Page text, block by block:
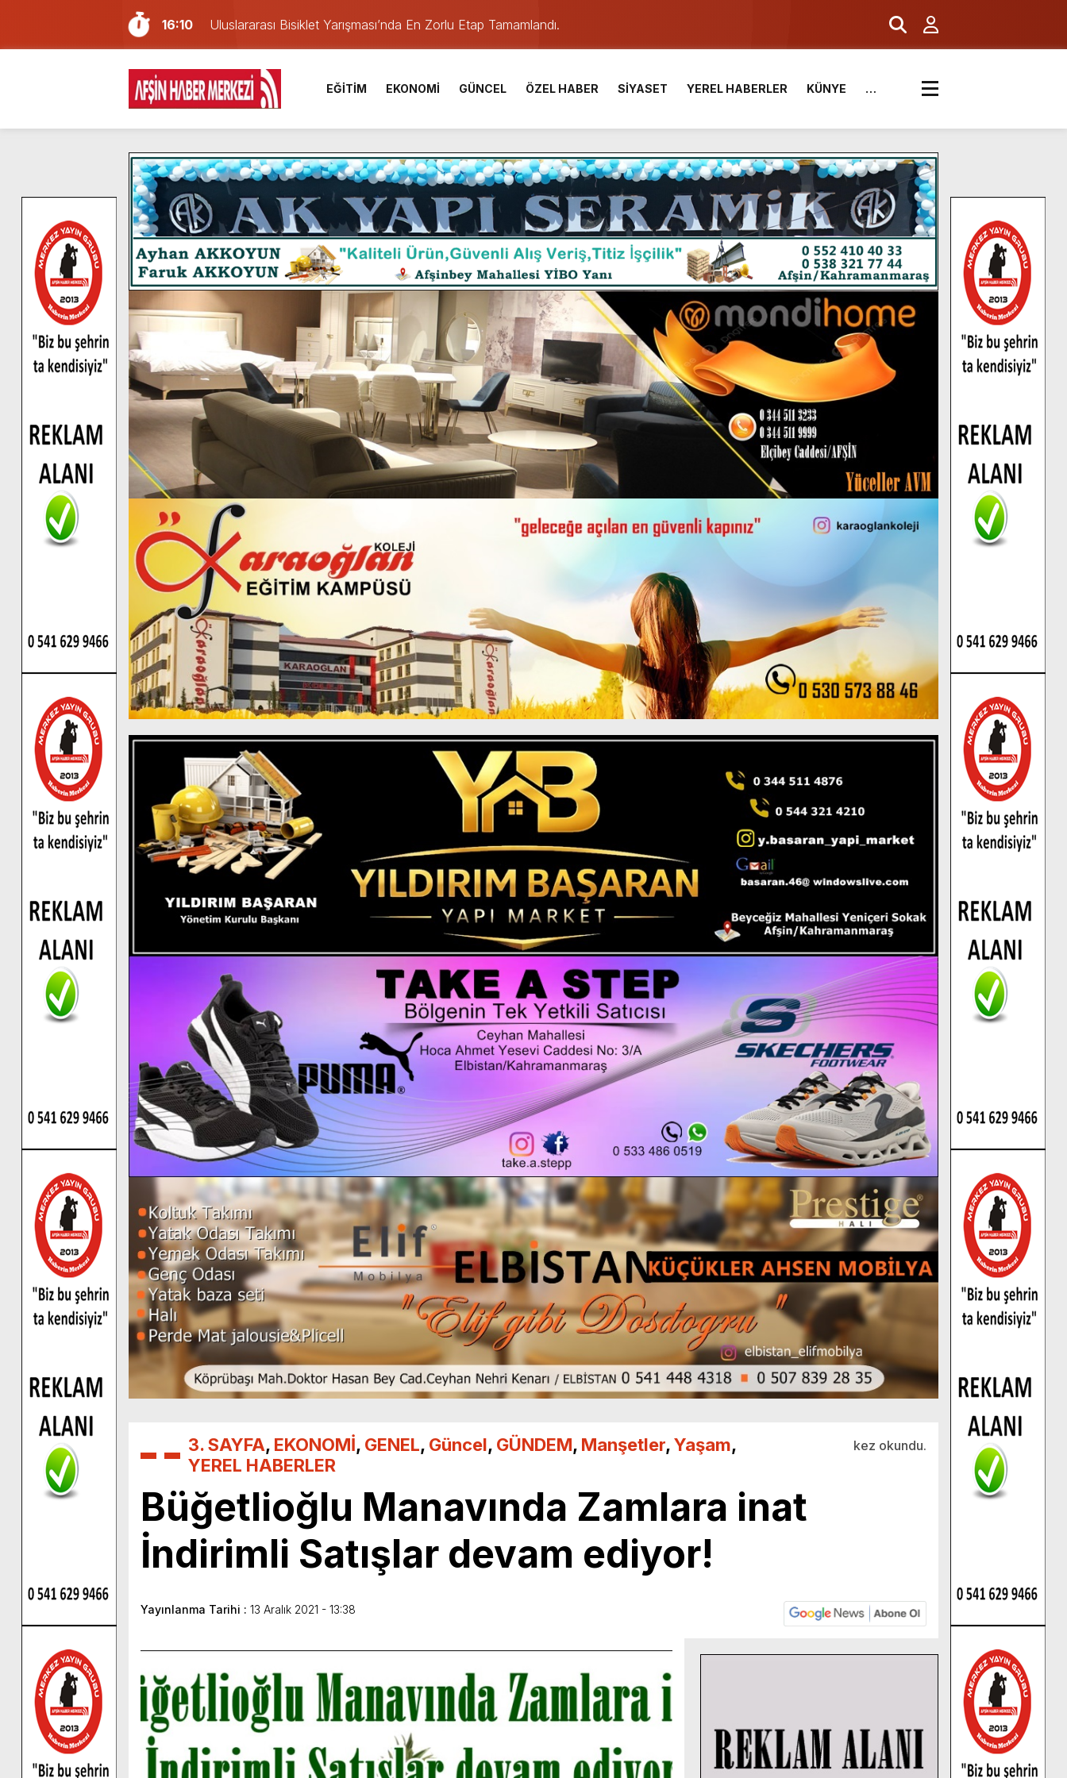
16:10
Uluslararası Bisiklet Yarışması’nda En Zorlu Etap Tamamlandı.
13:27
NOTER ONAYLI TYP LİSTESİ YAYINLANDI.
11:22
KAFUM Fuar Alanı Bulut ve Yavuz’un Ezgileriyle Şenlendi.
8:06
Afşinli bir hemşehrimizin de olduğu Filistin Konvoyu, güçlenerek ilerliyor.
14:05
Madrigal, Perşembe Günü KAFUM’da Sahne Alacak.
7:39
KEDİNİZ Mİ VAR?
7:27
Cumhurbaşkanı Erdoğan, Ayser Çalık Ortaokulu Şehitlerinin Aileleriyle Bir Araya Geldi.
13:57
Afşin Heyetinden Kaymakam Muammer Sarıdoğan’a Beşikdüzü’nde hayırlı olsun ziyareti.
10:34
Vatandaşlardan Ağustos Fuarı’na Tam Not.
6:31
Onikişubat Belediyesi’nin Üniversite Hazırlık Kursu başvurularında son gün 7 Ağustos.
EĞİTİM EKONOMİ GÜNCEL ÖZEL HABER SİYASET YEREL HABERLER KÜNYE …
3. SAYFA, EKONOMİ, GENEL, Güncel, GÜNDEM, Manşetler,Yaşam,
YEREL HABERLER
kez okundu.
Büğetlioğlu Manavında Zamlara inat
İndirimli Satışlar devam ediyor!
Yayınlanma Tarihi : 13 Aralık 2021 - 13:38